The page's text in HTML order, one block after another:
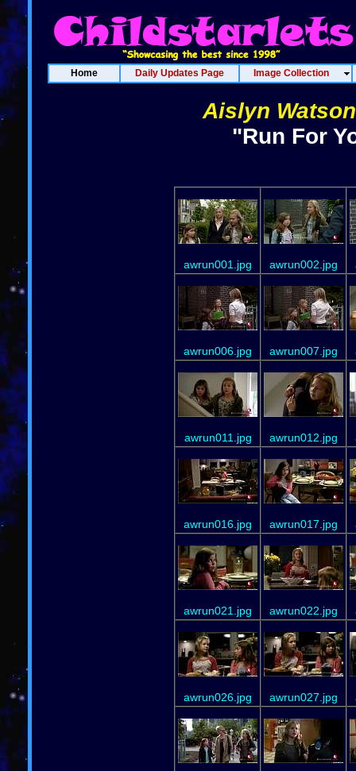
Home Daily Updates Page Image Collection
Aislyn Watson
"Run For
awrun001.jpg awrun002.jpg
awrun006.jpg awrun007.jpg
awrun011.jpg awrun012.jpg
awrun016.jpg awrun017.jpg
awrun021.jpg awrun022.jpg
awrun026.jpg awrun027.jpg